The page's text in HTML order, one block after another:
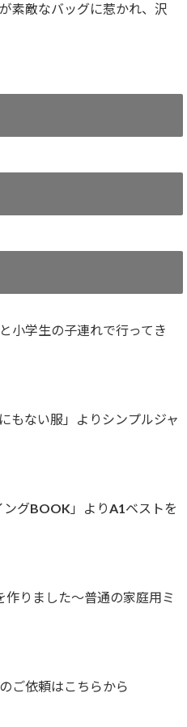
素敵なバッグに惹かれ、沢
小学生の子連れで行ってき
もない服」よりシンプルジャ
グBOOK」よりA1ベストを
りました〜普通の家庭用ミ
ご依頼はこちらから